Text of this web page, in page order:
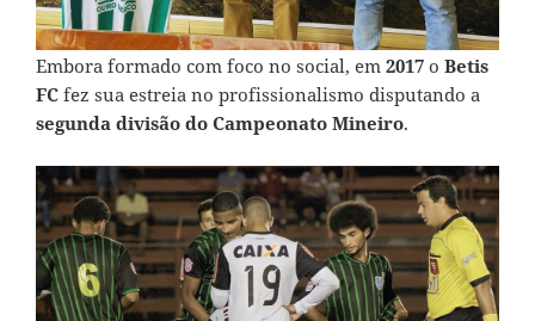
Embora formado com foco no social, em 2017 o Betis
FC fez sua estreia no profissionalismo disputando a
segunda divisão do Campeonato Mineiro.